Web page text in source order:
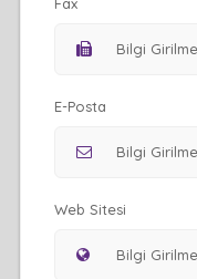
Fax
E-Posta
Web Sitesi